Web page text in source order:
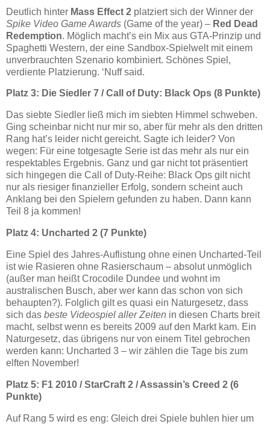
Deutlich hinter Mass Effect 2 platziert sich der Winner der
Spike Video Game Awards (Game of the year) – Red Dead
Redemption. Möglich macht’s ein Mix aus GTA-Prinzip und
Spaghetti Western, der eine Sandbox-Spielwelt mit einem
unverbrauchten Szenario kombiniert. Schönes Spiel,
verdiente Platzierung. ‘Nuff said.
Platz 3: Die Siedler 7 / Call of Duty: Black Ops (8 Punkte)
Das siebte Siedler ließ mich im siebten Himmel schweben.
Ging scheinbar nicht nur mir so, aber für mehr als den dritten
Rang hat’s leider nicht gereicht. Sagte ich leider? Von
wegen: Für eine totgesagte Serie ist das mehr als nur ein
respektables Ergebnis. Ganz und gar nicht tot präsentiert
sich hingegen die Call of Duty-Reihe: Black Ops gilt nicht
nur als riesiger finanzieller Erfolg, sondern scheint auch
Anklang bei den Spielern gefunden zu haben. Dann kann
Teil 8 ja kommen!
Platz 4: Uncharted 2 (7 Punkte)
Eine Spiel des Jahres-Auflistung ohne einen Uncharted-Teil
ist wie Rasieren ohne Rasierschaum – absolut unmöglich
(außer man heißt Crocodile Dundee und wohnt im
australischen Busch, aber wer kann das schon von sich
behaupten?). Folglich gilt es quasi ein Naturgesetz, dass
sich das beste Videospiel aller Zeiten in diesen Charts breit
macht, selbst wenn es bereits 2009 auf den Markt kam. Ein
Naturgesetz, das übrigens nur von einem Titel gebrochen
werden kann: Uncharted 3 – wir zählen die Tage bis zum
elften November!
Platz 5: F1 2010 / StarCraft 2 / Assassin’s Creed 2 (6
Punkte)
Auf Rang 5 wird es eng: Gleich drei Spiele buhlen hier um